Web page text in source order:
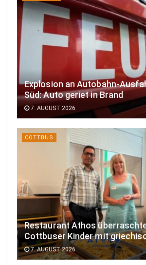
Explosion an Autobahn-
Süd: Auto geriet in Brand
7. AUGUST 2026
COTTBUS
Restaurant Athos
Cottbuser Kinder mit
7. AUGUST 2026